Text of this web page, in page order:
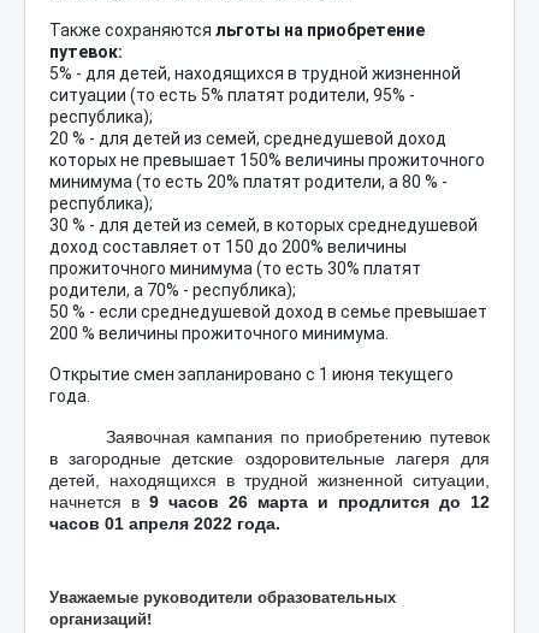
Также сохраняются льготы на приобретение
путевок:
5% - для детей, находящихся в трудной жизненной
ситуации (то есть 5% платят родители, 95% -
республика);
20 % - для детей из семей, среднедушевой доход
которых не превышает 150% величины прожиточного
минимума (то есть 20% платят родители, а 80 % -
республика);
30 % - для детей из семей, в которых среднедушевой
доход составляет от 150 до 200% величины
прожиточного минимума (то есть 30% платят
родители, а 70% - республика);
50 % - если среднедушевой доход в семье превышает
200 % величины прожиточного минимума.
Открытие смен запланировано с 1 июня текущего
года.
Заявочная кампания по приобретению путевок
в загородные детские оздоровительные лагеря для
детей, находящихся в трудной жизненной ситуации,
начнется в 9 часов 26 марта и продлится до 12
часов 01 апреля 2022 года.
Уважаемые руководители образовательных
организаций!